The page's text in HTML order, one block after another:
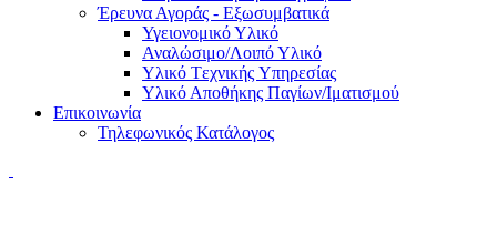
Έρευνα Αγοράς - Εξωσυμβατικά
Υγειονομικό Υλικό
Αναλώσιμο/Λοιπό Υλικό
Υλικό Tεχνικής Yπηρεσίας
Υλικό Αποθήκης Παγίων/Ιματισμού
Επικοινωνία
Τηλεφωνικός Κατάλογος